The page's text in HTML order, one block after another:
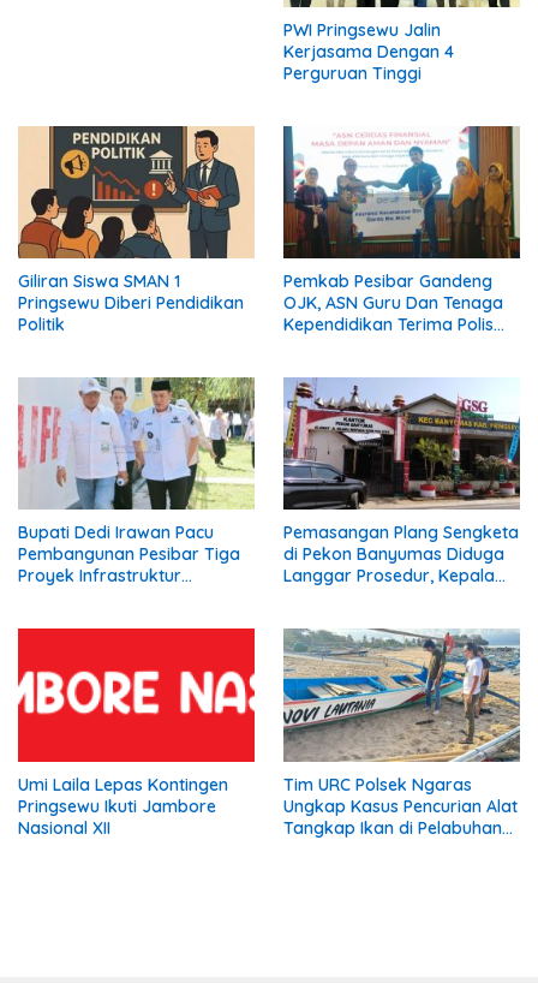
PWI Pringsewu Jalin
Kerjasama Dengan 4
Perguruan Tinggi
Giliran Siswa SMAN 1
Pringsewu Diberi Pendidikan
Politik
Pemkab Pesibar Gandeng
OJK, ASN Guru Dan Tenaga
Kependidikan Terima Polis
Bupati Dedi Irawan Pacu
Pembangunan Pesibar Tiga
Proyek Infrastruktur
Pemasangan Plang Sengketa
di Pekon Banyumas Diduga
Langgar Prosedur, Kepala
Umi Laila Lepas Kontingen
Pringsewu Ikuti Jambore
Nasional XII
Tim URC Polsek Ngaras
Ungkap Kasus Pencurian Alat
Tangkap Ikan di Pelabuhan